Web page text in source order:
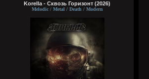
Korella - Сквозь Горизонт (2026)
Melodic / Metal / Death / Modern